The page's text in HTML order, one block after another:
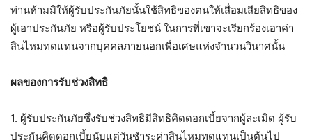
ท่านห้ามมิให้ผู้รับประกันภัยนั้นใช้สิทธิของตนให้เสื่อมเสียสิทธิของ
ผู้เอาประกันภัย หรือผู้รับประโยชน์ ในการที่เขาจะเรียกร้องเอาค่า
สินไหมทดแทนจากบุคคลภายนอกเพื่อเศษแห่งจำนวนวินาศนั้น
ผลของการรับช่วงสิทธิ
1. ผู้รับประกันภัยซึ่งรับช่วงสิทธิมีสิทธิคิดดอกเบี้ยจากผู้ละเมิด ผู้รับ
ประกันคิดดอกเบี้ยนับแต่วันชำระค่าสินไหมทดแทนเป็นต้นไป